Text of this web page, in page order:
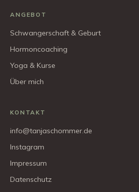
ANGEBOT
Schwangerschaft & Geburt
Hormoncoaching
Yoga & Kurse
Über mich
KONTAKT
info@tanjaschommer.de
Instagram
Impressum
Datenschutz